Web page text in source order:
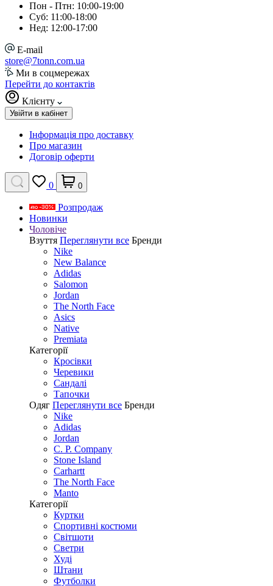
Пон - Птн: 10:00-19:00
Суб: 11:00-18:00
Нед: 12:00-17:00
E-mail
store@7tonn.com.ua
Ми в соцмережах
Перейти до контактів
Клієнту
Увійти в кабінет
Інформація про доставку
Про магазин
Договір оферти
0 0
Розпродаж
Новинки
Чоловіче
Взуття Переглянути все Бренди
Nike
New Balance
Adidas
Salomon
Jordan
The North Face
Asics
Native
Premiata
Категорії
Кросівки
Черевики
Сандалі
Tапочки
Одяг Переглянути все Бренди
Nike
Adidas
Jordan
C. P. Company
Stone Island
Carhartt
The North Face
Manto
Категорії
Куртки
Спортивні костюми
Світшоти
Светри
Худі
Штани
Футболки